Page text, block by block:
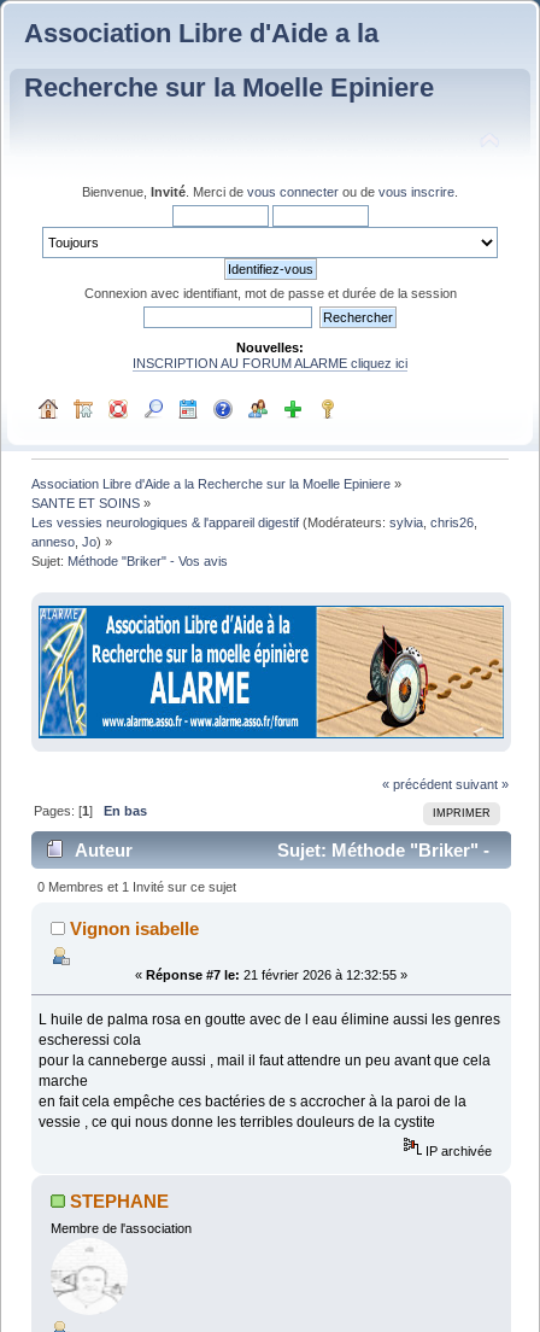
Association Libre d'Aide a la
Recherche sur la Moelle Epiniere
Bienvenue, Invité . Merci de vous connecter ou de vous inscrire
Connexion avec identifiant, mot de passe et durée de la session
Nouvelles:
INSCRIPTION AU FORUM ALARME cliquez ici
Association Libre d'Aide a la Recherche sur la Moelle Epiniere »
SANTE ET SOINS »
Les vessies neurologiques & l'appareil digestif (Modérateurs:sylvia ,chris26
anneso ,Jo) »
Sujet: Méthode "Briker" - Vos avis
« précédent suivant »
IMPRIMER
Pages: [1] En bas
Auteur
Sujet: Méthode "Briker" -
Vos avis (Lu 29812 fois)
0 Membres et 1 Invité sur ce sujet
Vignon isabelle
« Réponse #7 le: 21 février 2026 à 12:32:55 »
L huile de palma rosa en goutte avec de l eau élimine aussi les genres
escheressi cola
pour la canneberge aussi , mail il faut attendre un peu avant que cela
marche
en fait cela empêche ces bactéries de s accrocher à la paroi de la
vessie , ce qui nous donne les terribles douleurs de la cystite
IP archivée
STEPHANE
Membre de l'association